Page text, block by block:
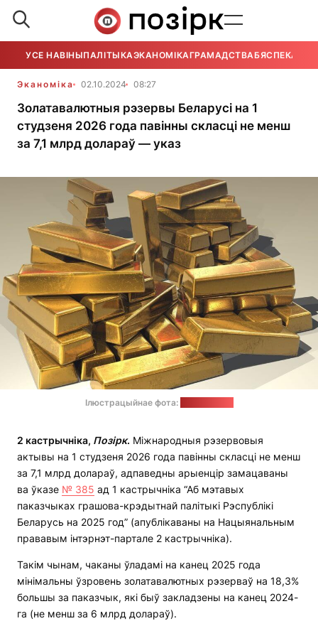
УСЕ НАВІНЫПАЛІТЫКАЭКАНОМІКАГРАМАДСТВАБЯСПЕКА
Эканоміка 02.10.2024 08:27
Золатавалютныя рэзервы Беларусі на 1
студзеня 2026 года павінны скласці не менш
за 7,1 млрд долараў — указ
Ілюстрацыйнае фота:
2 кастрычніка, Позірк. Міжнародныя рэзервовыя
актывы на 1 студзеня 2026 года павінны скласці не менш
за 7,1 млрд долараў, адпаведны арыенцір замацаваны
ва ўказе № 385 ад 1 кастрычніка “Аб мэтавых
паказчыках грашова-крэдытнай палітыкі Рэспублікі
Беларусь на 2025 год” (апублікаваны на Нацыянальным
прававым інтэрнэт-партале 2 кастрычніка).
Такім чынам, чаканы ўладамі на канец 2025 года
мінімальны ўзровень золатавалютных рэзерваў на 18,3%
большы за паказчык, які быў закладзены на канец 2024-
га (не менш за 6 млрд долараў).